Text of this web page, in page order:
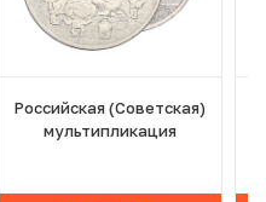
Российская (Советская)
мультипликация